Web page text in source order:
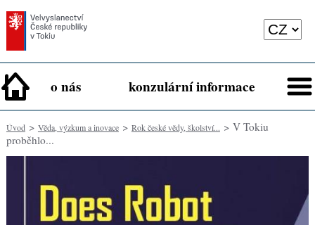
o nás konzulární informace
Úvod> Věda, výzkum a inovace> Rok české vědy, školství... > V Tokiu
proběhlo...